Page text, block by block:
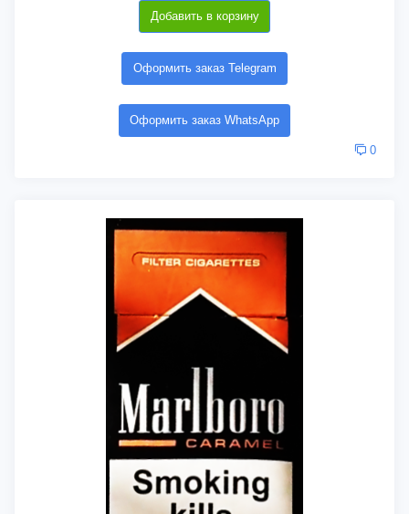
Добавить в корзину
Оформить заказ Telegram
Оформить заказ WhatsApp
0